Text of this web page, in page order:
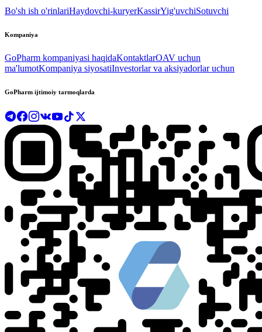
Bo'sh ish o'rinlariHaydovchi-kuryerKassirYig'uvchiSotuvchi
Kompaniya
GoPharm kompaniyasi haqidaKontaktlarOAV uchun
ma'lumotKompaniya siyosatiInvestorlar va aksiyadorlar uchun
GoPharm ijtimoiy tarmoqlarda